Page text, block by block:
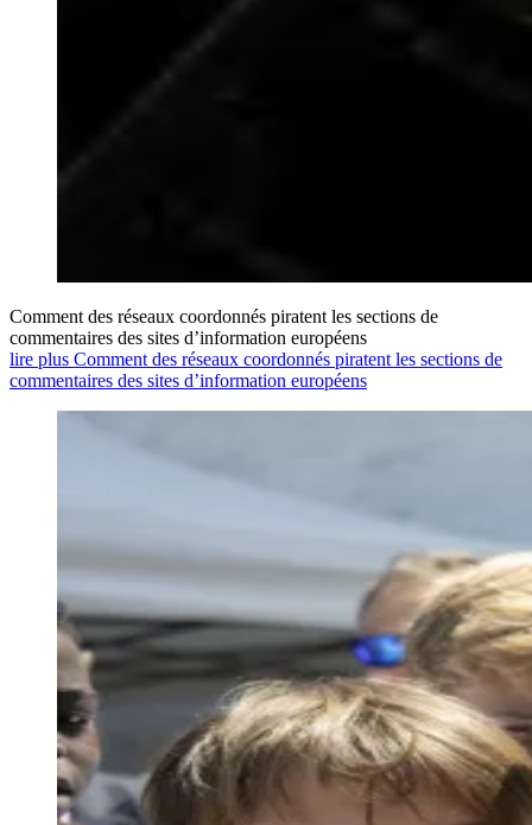
Comment des réseaux coordonnés piratent les sections de
commentaires des sites d’information européens
lire plus Comment des réseaux coordonnés piratent les sections de
commentaires des sites d’information européens